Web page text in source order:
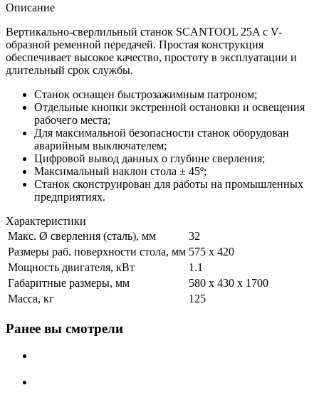
Описание
Вертикально-сверлильный станок SCANTOOL 25A с V-
образной ременной передачей. Простая конструкция
обеспечивает высокое качество, простоту в эксплуатации и
длительный срок службы.
Станок оснащен быстрозажимным патроном;
Отдельные кнопки экстренной остановки и освещения
рабочего места;
Для максимальной безопасности станок оборудован
аварийным выключателем;
Цифровой вывод данных о глубине сверления;
Максимальный наклон стола ± 45º;
Станок сконструирован для работы на промышленных
предприятиях.
Характеристики
Макс. Ø сверления (сталь), мм
32
Размеры раб. поверхности стола, мм 575 х 420
Мощность двигателя, кВт
1.1
Габаритные размеры, мм
580 х 430 x 1700
Масса, кг
125
Ранее вы смотрели